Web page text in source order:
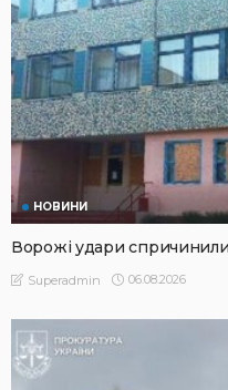
НОВИНИ
Ворожі удари
Superadmin 06.08.2026